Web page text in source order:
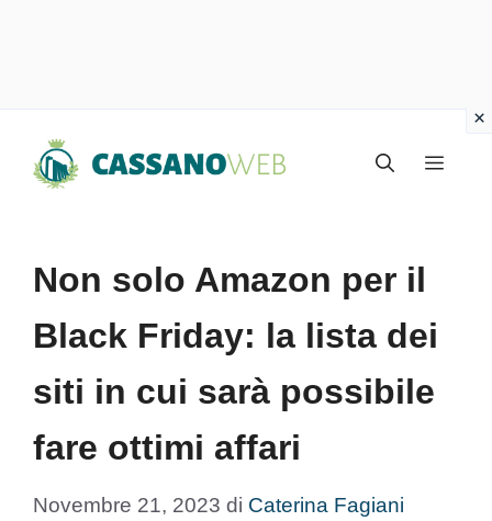
Menu
Non solo Amazon per il
Black Friday: la lista dei
siti in cui sarà possibile
fare ottimi affari
Novembre 21, 2023 di Caterina Fagiani